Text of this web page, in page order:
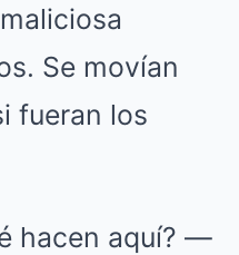
Se movían
fueran los
hacen aquí? —